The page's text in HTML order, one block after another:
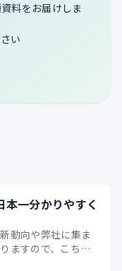
料をお届けしま
い
一分かりやすく
動向や弊社に集ま
ますので、こちら
DID/VC【そも…